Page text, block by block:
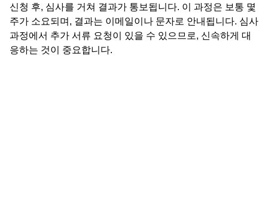
신청 후, 심사를 거쳐 결과가 통보됩니다. 이 과정은 보통 몇
주가 소요되며, 결과는 이메일이나 문자로 안내됩니다. 심사
과정에서 추가 서류 요청이 있을 수 있으므로, 신속하게 대
응하는 것이 중요합니다.